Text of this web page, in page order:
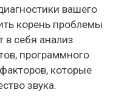
вашего
корень проблемы
в себя анализ
программного
которые
звука.